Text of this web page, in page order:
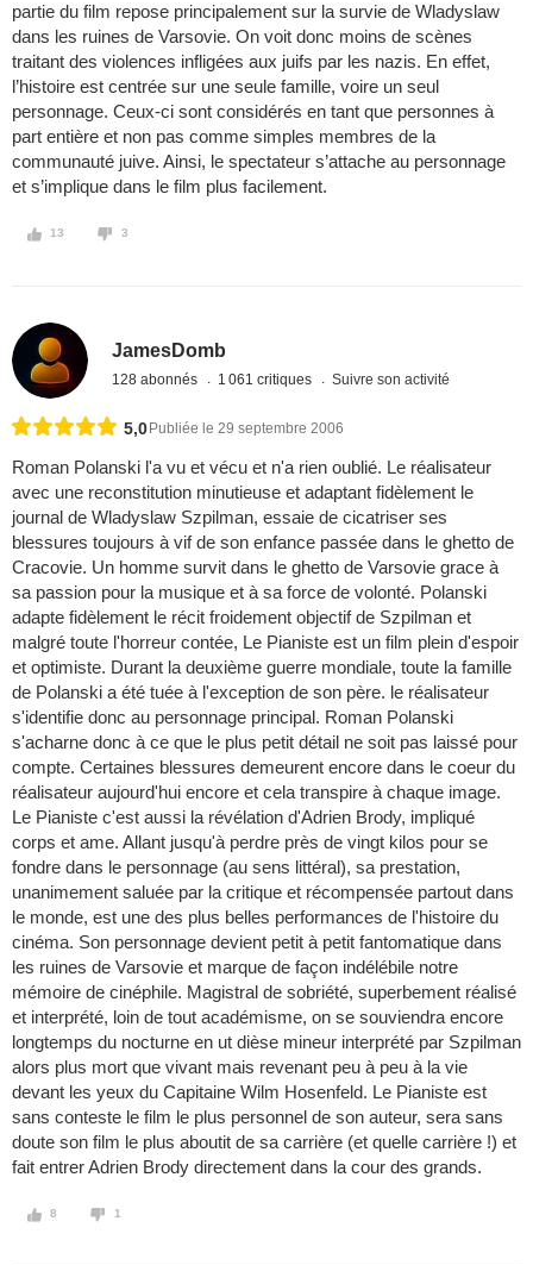
partie du film repose principalement sur la survie de Wladyslaw
dans les ruines de Varsovie. On voit donc moins de scènes
traitant des violences infligées aux juifs par les nazis. En effet,
l’histoire est centrée sur une seule famille, voire un seul
personnage. Ceux-ci sont considérés en tant que personnes à
part entière et non pas comme simples membres de la
communauté juive. Ainsi, le spectateur s’attache au personnage
et s’implique dans le film plus facilement.
13 3
JamesDomb
128 abonnés 1 061 critiques Suivre son activité
5,0 Publiée le 29 septembre 2006
Roman Polanski l'a vu et vécu et n'a rien oublié. Le réalisateur
avec une reconstitution minutieuse et adaptant fidèlement le
journal de Wladyslaw Szpilman, essaie de cicatriser ses
blessures toujours à vif de son enfance passée dans le ghetto de
Cracovie. Un homme survit dans le ghetto de Varsovie grace à
sa passion pour la musique et à sa force de volonté. Polanski
adapte fidèlement le récit froidement objectif de Szpilman et
malgré toute l'horreur contée, Le Pianiste est un film plein d'espoir
et optimiste. Durant la deuxième guerre mondiale, toute la famille
de Polanski a été tuée à l'exception de son père. le réalisateur
s'identifie donc au personnage principal. Roman Polanski
s'acharne donc à ce que le plus petit détail ne soit pas laissé pour
compte. Certaines blessures demeurent encore dans le coeur du
réalisateur aujourd'hui encore et cela transpire à chaque image.
Le Pianiste c'est aussi la révélation d'Adrien Brody, impliqué
corps et ame. Allant jusqu'à perdre près de vingt kilos pour se
fondre dans le personnage (au sens littéral), sa prestation,
unanimement saluée par la critique et récompensée partout dans
le monde, est une des plus belles performances de l'histoire du
cinéma. Son personnage devient petit à petit fantomatique dans
les ruines de Varsovie et marque de façon indélébile notre
mémoire de cinéphile. Magistral de sobriété, superbement réalisé
et interprété, loin de tout académisme, on se souviendra encore
longtemps du nocturne en ut dièse mineur interprété par Szpilman
alors plus mort que vivant mais revenant peu à peu à la vie
devant les yeux du Capitaine Wilm Hosenfeld. Le Pianiste est
sans conteste le film le plus personnel de son auteur, sera sans
doute son film le plus aboutit de sa carrière (et quelle carrière !) et
fait entrer Adrien Brody directement dans la cour des grands.
8 1